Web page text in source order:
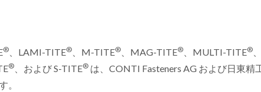
® 、LAMI-TITE® 、M-TITE® 、MAG-TITE® 、MULTI-TITE®
® 、および S-TITE® は、CONTI Fasteners AG および日東
。